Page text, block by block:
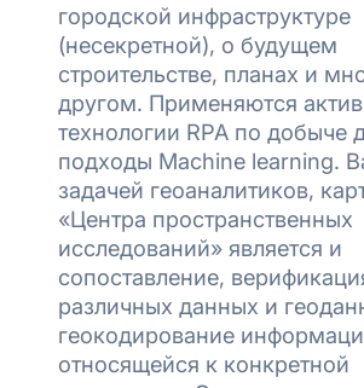
городской инфраструктуре
(несекретной), о будущем
строительстве, планах и
другом. Применяются
технологии RPA по добыче
подходы Machine learning.
задачей геоаналитиков,
«Центра пространственных
исследований» является и
сопоставление,
различных данных и
геокодирование
относящейся к конкретной